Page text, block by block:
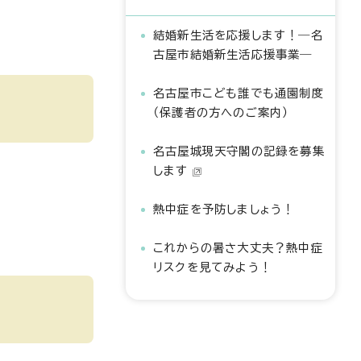
結婚新生活を応援します！―名
古屋市結婚新生活応援事業―
名古屋市こども誰でも通園制度
（保護者の方へのご案内）
名古屋城現天守閣の記録を募集
します
熱中症を予防しましょう！
これからの暑さ大丈夫？熱中症
リスクを見てみよう！